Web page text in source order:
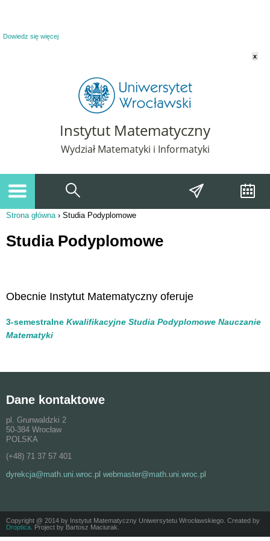
Dowiedz się więcej
x
Instytut Matematyczny
Wydział Matematyki i Informatyki
Strona główna› Studia Podyplomowe
Studia Podyplomowe
Obecnie Instytut Matematyczny oferuje
3-semestralne Kwalifikacyjne Studia Podyplomowe Nauczanie
Matematyki
Dane kontaktowe
pl. Grunwaldzki 2
50-384 Wrocław
POLSKA
(+48) 71 37 57 401
dyrekcja@math.uni.wroc.pl webmaster@math.uni.wroc.pl
Copyright @ 2014 by Instytut Matematyczny Uniwersytetu Wrocławskiego. Created by
Droptica . Project by Bartosz Maciurak.